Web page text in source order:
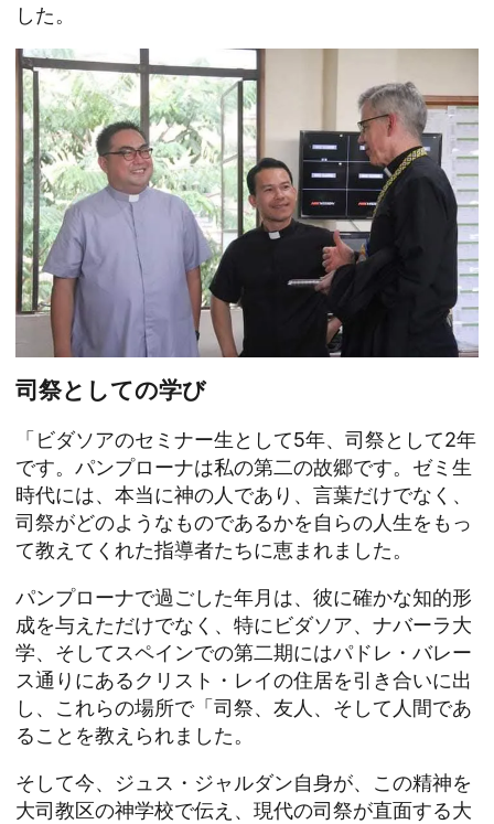
した。
司祭としての学び
「ビダソアのセミナー生として5年、司祭として2年
です。パンプローナは私の第二の故郷です。ゼミ生
時代には、本当に神の人であり、言葉だけでなく、
司祭がどのようなものであるかを自らの人生をもっ
て教えてくれた指導者たちに恵まれました。
パンプローナで過ごした年月は、彼に確かな知的形
成を与えただけでなく、特にビダソア、ナバーラ大
学、そしてスペインでの第二期にはパドレ・バレー
ス通りにあるクリスト・レイの住居を引き合いに出
し、これらの場所で「司祭、友人、そして人間であ
ることを教えられました。
そして今、ジュス・ジャルダン自身が、この精神を
大司教区の神学校で伝え、現代の司祭が直面する大